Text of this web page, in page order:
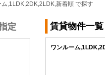
ム,1LDK,2DK,2LDK,新着順 で探す
賃貸物件一覧
ワンルーム
定